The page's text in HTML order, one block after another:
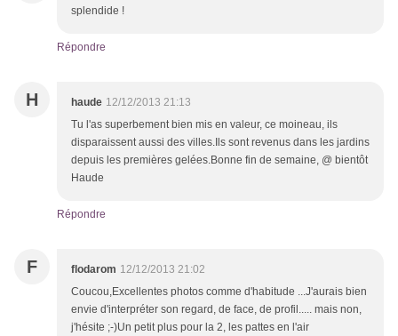
splendide !
Répondre
H haude 12/12/2013 21:13
Tu l'as superbement bien mis en valeur, ce moineau, ils
disparaissent aussi des villes.Ils sont revenus dans les jardins
depuis les premières gelées.Bonne fin de semaine, @ bientôt
Haude
Répondre
F flodarom 12/12/2013 21:02
Coucou,Excellentes photos comme d'habitude ...J'aurais bien
envie d'interpréter son regard, de face, de profil..... mais non,
j'hésite ;-)Un petit plus pour la 2, les pattes en l'air